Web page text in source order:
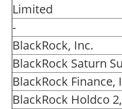
Limited
-
BlackRock, Inc.
BlackRock Saturn
BlackRock Finance,
BlackRock Holdco